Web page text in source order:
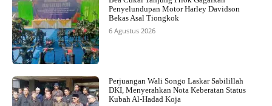
Penyelundupan Motor Harley Davidson
Bekas Asal Tiongkok
6 Agustus 2026
Perjuangan Wali Songo Laskar Sabilillah
DKI, Menyerahkan Nota Keberatan Status
Kubah Al-Hadad Koja